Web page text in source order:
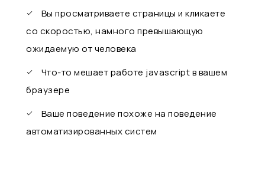
Вы просматриваете страницы и кликаете
со скоростью, намного превышающую
ожидаемую от человека
Что-то мешает работе javascript в вашем
браузере
Ваше поведение похоже на поведение
автоматизированных систем